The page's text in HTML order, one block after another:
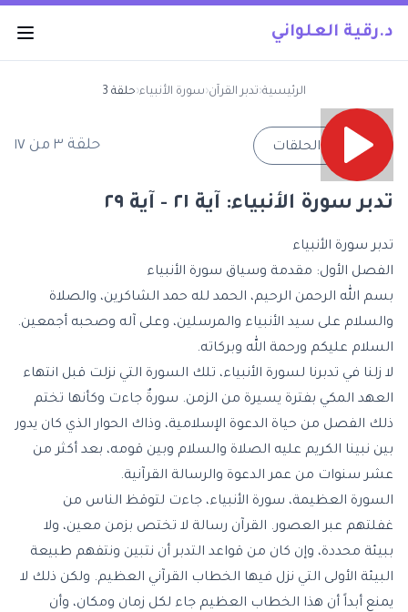
د.رقية العلواني
الرئيسية‹تدبر القرآن‹سورة الأنبياء‹حلقة 3
→ جميع الحلقات حلقة ٣ من ١٧
تدبر سورة الأنبياء: آية ٢١ - آية ٢٩
تدبر سورة الأنبياء
الفصل الأول: مقدمة وسياق سورة الأنبياء
بسم الله الرحمن الرحيم، الحمد لله حمد الشاكرين، والصلاة
والسلام على سيد الأنبياء والمرسلين، وعلى آله وصحبه أجمعين.
السلام عليكم ورحمة الله وبركاته.
لا زلنا في تدبرنا لسورة الأنبياء، تلك السورة التي نزلت قبل انتهاء
العهد المكي بفترة يسيرة من الزمن. سورةٌ جاءت وكأنها تختم
ذلك الفصل من حياة الدعوة الإسلامية، وذاك الحوار الذي كان يدور
بين نبينا الكريم عليه الصلاة والسلام وبين قومه، بعد أكثر من
عشر سنوات من عمر الدعوة والرسالة القرآنية.
السورة العظيمة، سورة الأنبياء، جاءت لتوقظ الناس من
غفلتهم عبر العصور. القرآن رسالة لا تختص بزمن معين، ولا
ببيئة محددة، وإن كان من قواعد التدبر أن نتبين ونتفهم طبيعة
البيئة الأولى التي نزل فيها الخطاب القرآني العظيم. ولكن ذلك لا
يمنع أبداً أن هذا الخطاب العظيم جاء لكل زمان ومكان، وأن